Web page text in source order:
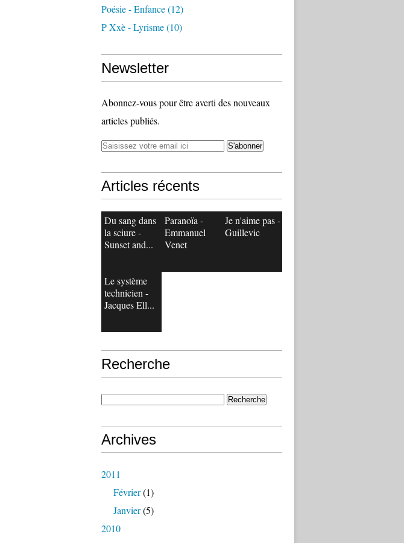
Poésie - Enfance(12)
P Xxè - Lyrisme(10)
Newsletter
Abonnez-vous pour être averti des nouveaux
articles publiés.
Articles récents
Du sang dans
la sciure -
Sunset and...
Paranoïa -
Emmanuel
Venet
Je n'aime pas -
Guillevic
Le système
technicien -
Jacques Ell...
Recherche
Archives
2011
Février(1)
Janvier(5)
2010